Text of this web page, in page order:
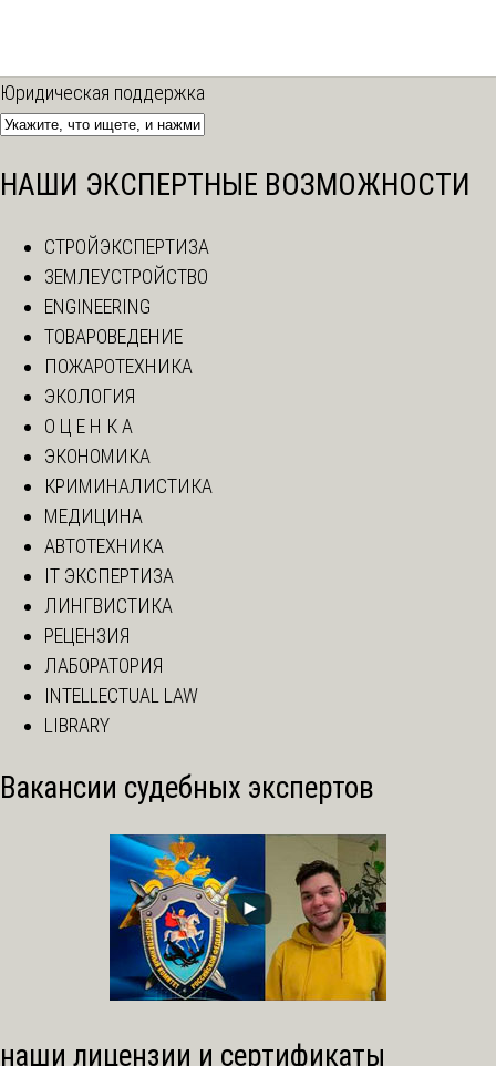
Юридическая поддержка
НАШИ ЭКСПЕРТНЫЕ ВОЗМОЖНОСТИ
СТРОЙЭКСПЕРТИЗА
ЗЕМЛЕУСТРОЙСТВО
ENGINEERING
ТОВАРОВЕДЕНИЕ
ПОЖАРОТЕХНИКА
ЭКОЛОГИЯ
О Ц Е Н К А
ЭКОНОМИКА
КРИМИНАЛИСТИКА
МЕДИЦИНА
АВТОТЕХНИКА
IT ЭКСПЕРТИЗА
ЛИНГВИСТИКА
РЕЦЕНЗИЯ
ЛАБОРАТОРИЯ
INTELLECTUAL LAW
LIBRARY
Вакансии судебных экспертов
наши лицензии и сертификаты